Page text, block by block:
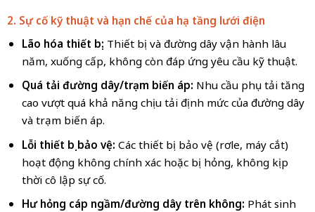
2. Sự cố kỹ thuật và hạn chế của hạ tầng lưới điện
Lão hóa thiết bị: Thiết bị và đường dây vận hành lâu
năm, xuống cấp, không còn đáp ứng yêu cầu kỹ thuật.
Quá tải đường dây/trạm biến áp: Nhu cầu phụ tải tăng
cao vượt quá khả năng chịu tải định mức của đường dây
và trạm biến áp.
Lỗi thiết bị bảo vệ: Các thiết bị bảo vệ (rơle, máy cắt)
hoạt động không chính xác hoặc bị hỏng, không kịp
thời cô lập sự cố.
Hư hỏng cáp ngầm/đường dây trên không: Phát sinh